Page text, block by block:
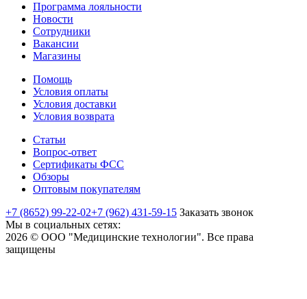
Программа лояльности
Новости
Сотрудники
Вакансии
Магазины
Помощь
Условия оплаты
Условия доставки
Условия возврата
Статьи
Вопрос-ответ
Сертификаты ФСС
Обзоры
Оптовым покупателям
+7 (8652) 99-22-02+7 (962) 431-59-15 Заказать звонок
Мы в социальных сетях:
2026 © ООО "Медицинские технологии". Все права
защищены